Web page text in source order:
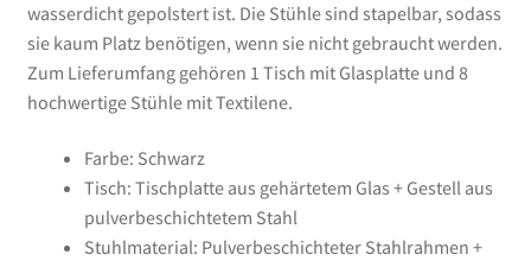
wasserdicht gepolstert ist. Die Stühle sind stapelbar, sodass
sie kaum Platz benötigen, wenn sie nicht gebraucht werden.
Zum Lieferumfang gehören 1 Tisch mit Glasplatte und 8
hochwertige Stühle mit Textilene.
Farbe: Schwarz
Tisch: Tischplatte aus gehärtetem Glas + Gestell aus
pulverbeschichtetem Stahl
Stuhlmaterial: Pulverbeschichteter Stahlrahmen +